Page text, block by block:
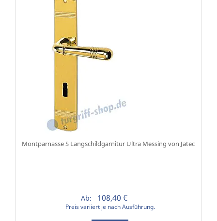
Montparnasse S Langschildgarnitur Ultra Messing von Jatec
Ab: 108,40 €
Preis variiert je nach Ausführung.